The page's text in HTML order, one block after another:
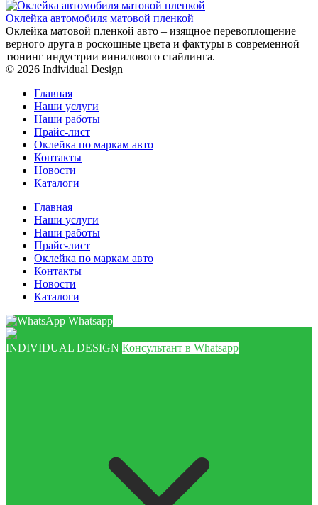
Оклейка автомобиля матовой пленкой
Оклейка матовой пленкой авто – изящное перевоплощение
верного друга в роскошные цвета и фактуры в современной
тюнинг индустрии винилового стайлинга.
© 2026 Individual Design
Главная
Наши услуги
Наши работы
Прайс-лист
Оклейка по маркам авто
Контакты
Новости
Каталоги
Главная
Наши услуги
Наши работы
Прайс-лист
Оклейка по маркам авто
Контакты
Новости
Каталоги
Whatsapp
INDIVIDUAL DESIGN Консультант в Whatsapp